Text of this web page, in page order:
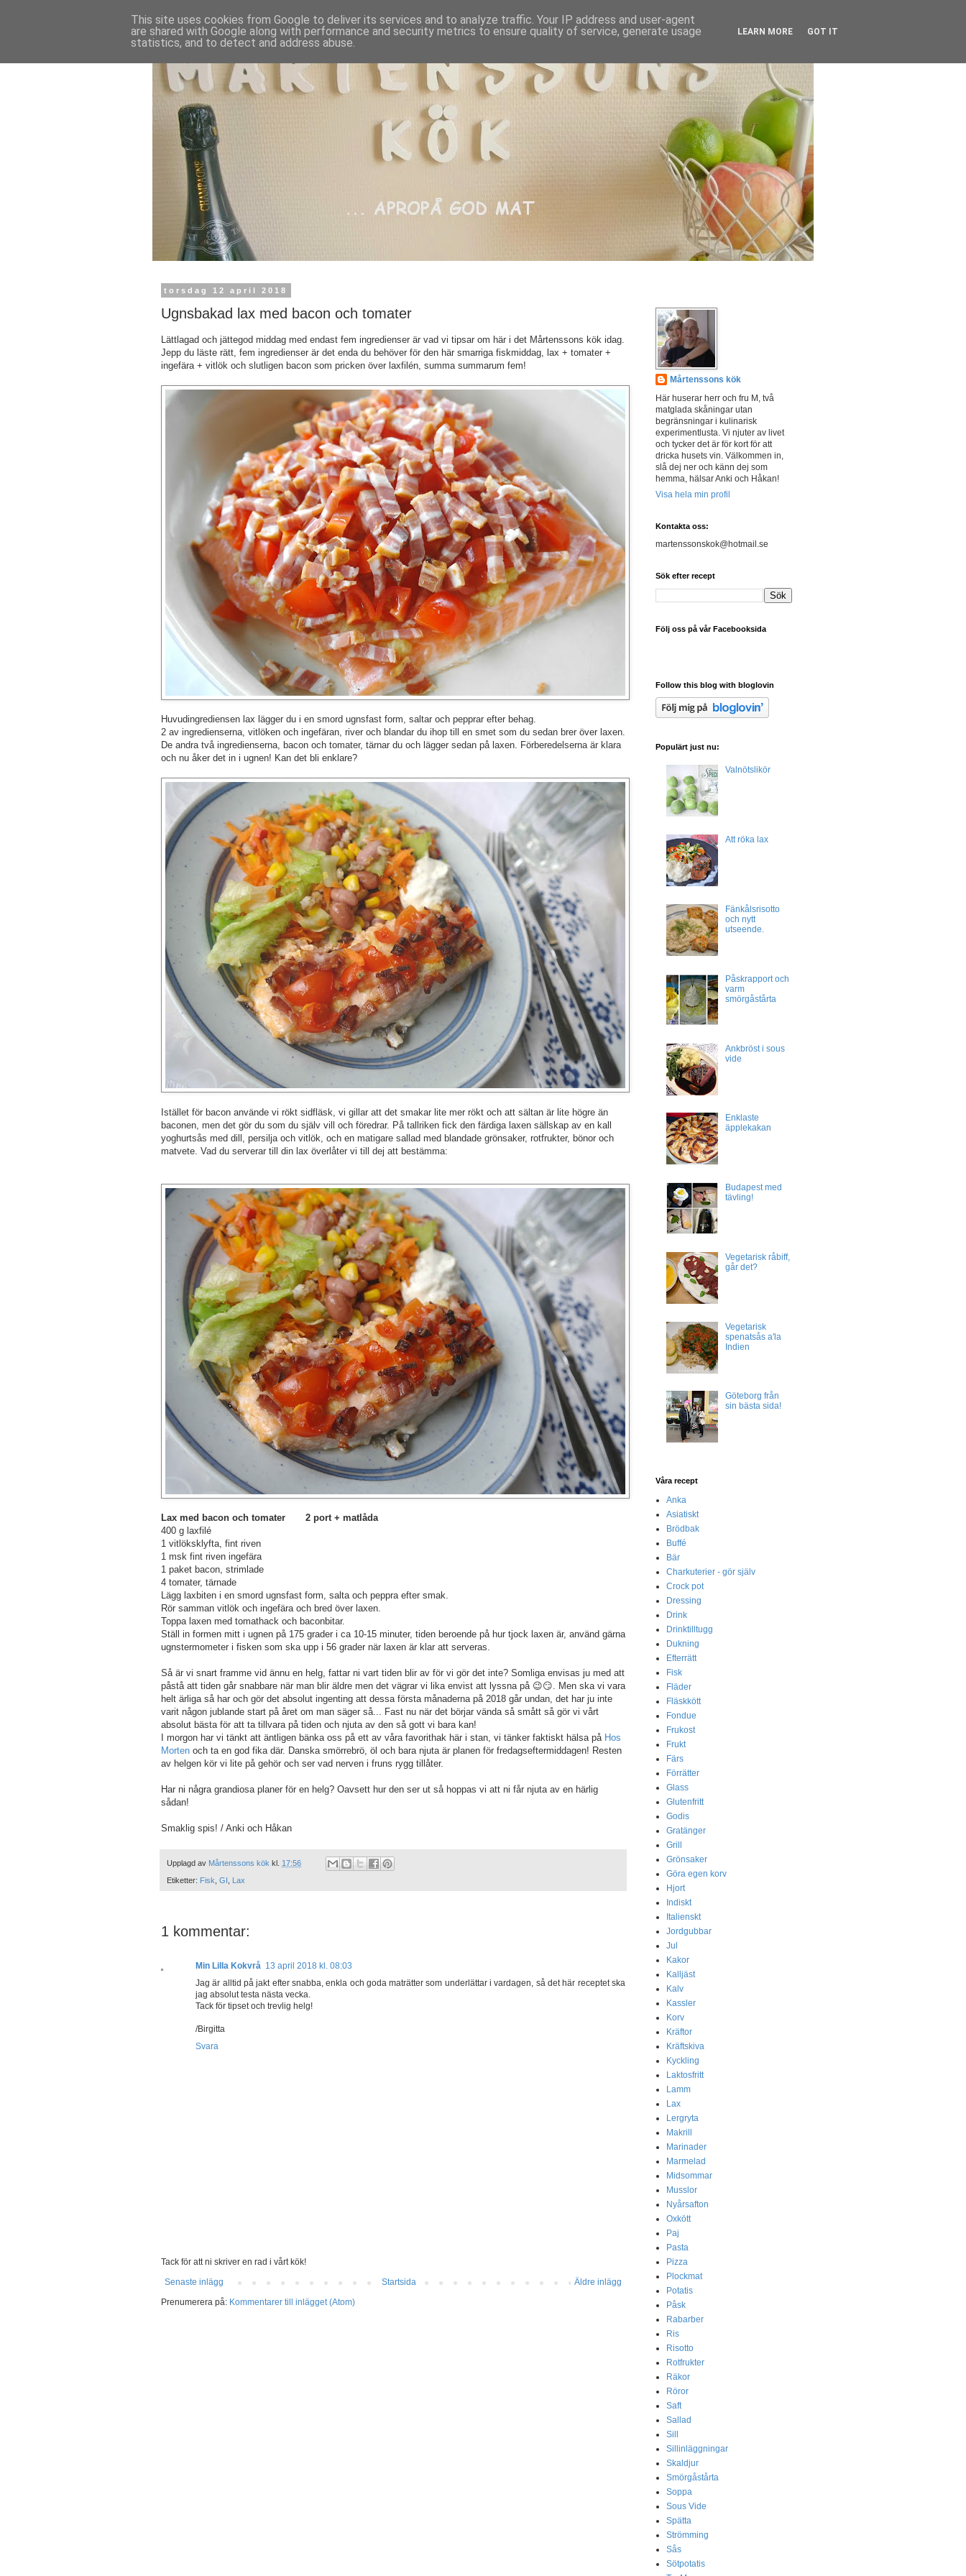
torsdag 12 april 2018
Ugnsbakad lax med bacon och tomater
Lättlagad och jättegod middag med endast fem ingredienser är vad vi tipsar om här i det Mårtenssons kök idag.
Jepp du läste rätt, fem ingredienser är det enda du behöver för den här smarriga fiskmiddag, lax + tomater +
ingefära + vitlök och slutligen bacon som pricken över laxfilén, summa summarum fem!
Huvudingrediensen lax lägger du i en smord ugnsfast form, saltar och pepprar efter behag.
2 av ingredienserna, vitlöken och ingefäran, river och blandar du ihop till en smet som du sedan brer över laxen.
De andra två ingredienserna, bacon och tomater, tärnar du och lägger sedan på laxen. Förberedelserna är klara
och nu åker det in i ugnen! Kan det bli enklare?
Istället för bacon använde vi rökt sidfläsk, vi gillar att det smakar lite mer rökt och att sältan är lite högre än
baconen, men det gör du som du själv vill och föredrar. På tallriken fick den färdiga laxen sällskap av en kall
yoghurtsås med dill, persilja och vitlök, och en matigare sallad med blandade grönsaker, rotfrukter, bönor och
matvete. Vad du serverar till din lax överlåter vi till dej att bestämma:
Lax med bacon och tomater 2 port + matlåda
400 g laxfilé
1 vitlöksklyfta, fint riven
1 msk fint riven ingefära
1 paket bacon, strimlade
4 tomater, tärnade
Lägg laxbiten i en smord ugnsfast form, salta och peppra efter smak.
Rör samman vitlök och ingefära och bred över laxen.
Toppa laxen med tomathack och baconbitar.
Ställ in formen mitt i ugnen på 175 grader i ca 10-15 minuter, tiden beroende på hur tjock laxen är, använd gärna
ugnstermometer i fisken som ska upp i 56 grader när laxen är klar att serveras.
Så är vi snart framme vid ännu en helg, fattar ni vart tiden blir av för vi gör det inte? Somliga envisas ju med att
påstå att tiden går snabbare när man blir äldre men det vägrar vi lika envist att lyssna på 😉😏. Men ska vi vara
helt ärliga så har och gör det absolut ingenting att dessa första månaderna på 2018 går undan, det har ju inte
varit någon jublande start på året om man säger så... Fast nu när det börjar vända så smått så gör vi vårt
absolut bästa för att ta tillvara på tiden och njuta av den så gott vi bara kan!
I morgon har vi tänkt att äntligen bänka oss på ett av våra favorithak här i stan, vi tänker faktiskt hälsa på Hos
Morten och ta en god fika där. Danska smörrebrö, öl och bara njuta är planen för fredagseftermiddagen! Resten
av helgen kör vi lite på gehör och ser vad nerven i fruns rygg tillåter.
Har ni några grandiosa planer för en helg? Oavsett hur den ser ut så hoppas vi att ni får njuta av en härlig
sådan!
Smaklig spis! / Anki och Håkan
Upplagd av Mårtenssons kök kl. 17:56
Etiketter: Fisk GI Lax
1 kommentar:
Min Lilla Kokvrå 13 april 2018 kl. 08:03
Jag är alltid på jakt efter snabba, enkla och goda maträtter som underlättar i vardagen, så det här receptet ska
jag absolut testa nästa vecka.
Tack för tipset och trevlig helg!
/Birgitta
Svara
Tack för att ni skriver en rad i vårt kök!
Senaste inlägg
Äldre inlägg
Startsida
Prenumerera på: Kommentarer till inlägget (Atom)
Mårtenssons kök
Här huserar herr och fru M, två
matglada skåningar utan
begränsningar i kulinarisk
experimentlusta. Vi njuter av livet
och tycker det är för kort för att
dricka husets vin. Välkommen in,
slå dej ner och känn dej som
hemma, hälsar Anki och Håkan!
Visa hela min profil
Kontakta oss:
martenssonskok@hotmail.se
Sök efter recept
Följ oss på vår Facebooksida
Follow this blog with bloglovin
Populärt just nu:
Valnötslikör
Att röka lax
Fänkålsrisotto
och nytt
utseende.
Påskrapport och
varm
smörgåstårta
Ankbröst i sous
vide
Enklaste
äpplekakan
Budapest med
tävling!
Vegetarisk råbiff,
går det?
Vegetarisk
spenatsås a'la
Indien
Göteborg från
sin bästa sida!
Våra recept
Anka
Asiatiskt
Brödbak
Buffé
Bär
Charkuterier - gör själv
Crock pot
Dressing
Drink
Drinktilltugg
Dukning
Efterrätt
Fisk
Fläder
Fläskkött
Fondue
Frukost
Frukt
Färs
Förrätter
Glass
Glutenfritt
Godis
Gratänger
Grill
Grönsaker
Göra egen korv
Hjort
Indiskt
Italienskt
Jordgubbar
Jul
Kakor
Kalljäst
Kalv
Kassler
Korv
Kräftor
Kräftskiva
Kyckling
Laktosfritt
Lamm
Lax
Lergryta
Makrill
Marinader
Marmelad
Midsommar
Musslor
Nyårsafton
Oxkött
Paj
Pasta
Pizza
Plockmat
Potatis
Påsk
Rabarber
Ris
Risotto
Rotfrukter
Räkor
Röror
Saft
Sallad
Sill
Sillinläggningar
Skaldjur
Smörgåstårta
Soppa
Sous Vide
Spätta
Strömming
Sås
Sötpotatis
This site uses cookies from Google to deliver its services and to analyze traffic. Your IP address and user-agent
are shared with Google along with performance and security metrics to ensure quality of service, generate usage
statistics, and to detect and address abuse.
LEARN MORE GOT IT